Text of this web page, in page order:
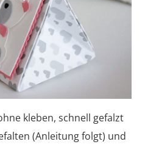
kleben, schnell gefalzt
(Anleitung folgt) und